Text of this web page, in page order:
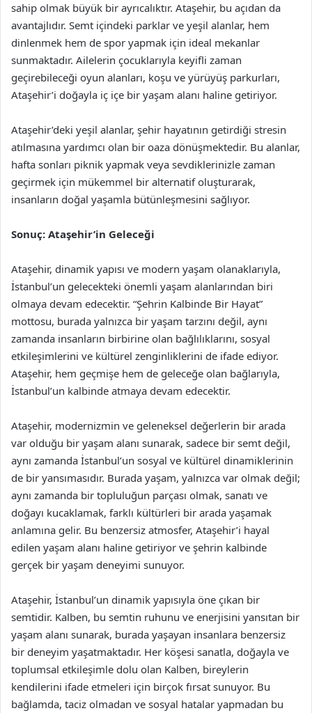
sahip olmak büyük bir ayrıcalıktır. Ataşehir, bu açıdan da
avantajlıdır. Semt içindeki parklar ve yeşil alanlar, hem
dinlenmek hem de spor yapmak için ideal mekanlar
sunmaktadır. Ailelerin çocuklarıyla keyifli zaman
geçirebileceği oyun alanları, koşu ve yürüyüş parkurları,
Ataşehir’i doğayla iç içe bir yaşam alanı haline getiriyor.
Ataşehir’deki yeşil alanlar, şehir hayatının getirdiği stresin
atılmasına yardımcı olan bir oaza dönüşmektedir. Bu alanlar,
hafta sonları piknik yapmak veya sevdiklerinizle zaman
geçirmek için mükemmel bir alternatif oluşturarak,
insanların doğal yaşamla bütünleşmesini sağlıyor.
Sonuç: Ataşehir’in Geleceği
Ataşehir, dinamik yapısı ve modern yaşam olanaklarıyla,
İstanbul’un gelecekteki önemli yaşam alanlarından biri
olmaya devam edecektir. “Şehrin Kalbinde Bir Hayat”
mottosu, burada yalnızca bir yaşam tarzını değil, aynı
zamanda insanların birbirine olan bağlılıklarını, sosyal
etkileşimlerini ve kültürel zenginliklerini de ifade ediyor.
Ataşehir, hem geçmişe hem de geleceğe olan bağlarıyla,
İstanbul’un kalbinde atmaya devam edecektir.
Ataşehir, modernizmin ve geleneksel değerlerin bir arada
var olduğu bir yaşam alanı sunarak, sadece bir semt değil,
aynı zamanda İstanbul’un sosyal ve kültürel dinamiklerinin
de bir yansımasıdır. Burada yaşam, yalnızca var olmak değil;
aynı zamanda bir topluluğun parçası olmak, sanatı ve
doğayı kucaklamak, farklı kültürleri bir arada yaşamak
anlamına gelir. Bu benzersiz atmosfer, Ataşehir’i hayal
edilen yaşam alanı haline getiriyor ve şehrin kalbinde
gerçek bir yaşam deneyimi sunuyor.
Ataşehir, İstanbul’un dinamik yapısıyla öne çıkan bir
semtidir. Kalben, bu semtin ruhunu ve enerjisini yansıtan bir
yaşam alanı sunarak, burada yaşayan insanlara benzersiz
bir deneyim yaşatmaktadır. Her köşesi sanatla, doğayla ve
toplumsal etkileşimle dolu olan Kalben, bireylerin
kendilerini ifade etmeleri için birçok fırsat sunuyor. Bu
bağlamda, taciz olmadan ve sosyal hatalar yapmadan bu